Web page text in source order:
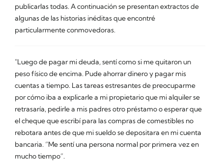
publicarlas todas. A continuación se presentan extractos de
algunas de las historias inéditas que encontré
particularmente conmovedoras.
"Luego de pagar mi deuda, sentí como si me quitaron un
peso físico de encima. Pude ahorrar dinero y pagar mis
cuentas a tiempo. Las tareas estresantes de preocuparme
por cómo iba a explicarle a mi propietario que mi alquiler se
retrasaría, pedirle a mis padres otro préstamo o esperar que
el cheque que escribí para las compras de comestibles no
rebotara antes de que mi sueldo se depositara en mi cuenta
bancaria. “Me sentí una persona normal por primera vez en
mucho tiempo”.